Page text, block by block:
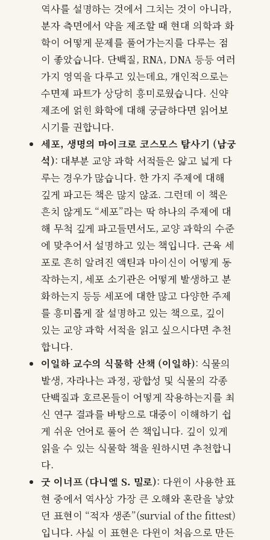
역사를 설명하는 것에서 그치는 것이 아니라,
분자 측면에서 약을 제조할 때 현대 의학과 화
학이 어떻게 문제를 풀어가는지를 다루는 점
이 좋았습니다. 단백질, RNA, DNA 등등 여러
가지 영역을 다루고 있는데요, 개인적으로는
수면제 파트가 상당히 흥미로웠습니다. 신약
제조에 얽힌 화학에 대해 궁금하다면 읽어보
시기를 권합니다.
세포, 생명의 마이크로 코스모스 탐사기 (남궁
석): 대부분 교양 과학 서적들은 얆고 넓게 다
루는 경우가 많습니다. 한 가지 주제에 대해
깊게 파고든 책은 많지 않죠. 그런데 이 책은
흔치 않게도 “세포”라는 딱 하나의 주제에 대
해 무척 깊게 파고들면서도, 교양 과학의 수준
에 맞추어서 설명하고 있는 책입니다. 근육 세
포로 흔히 알려진 액틴과 마이신이 어떻게 동
작하는지, 세포 소기관은 어떻게 발생하고 분
화하는지 등등 세포에 대한 많고 다양한 주제
를 흥미롭게 잘 설명하고 있는 책으로, 깊이
있는 교양 과학 서적을 읽고 싶으시다면 추천
합니다.
이일하 교수의 식물학 산책 (이일하): 식물의
발생, 자라나는 과정, 광합성 및 식물의 각종
단백질과 호르몬들이 어떻게 작용하는지를 최
신 연구 결과를 바탕으로 대중이 이해하기 쉽
게 쉬운 언어로 풀어 쓴 책입니다. 깊이 있게
읽을 수 있는 식물학 책을 원하시면 추천합니
다.
굿 이너프 (다니엘 S. 밀로): 다윈이 사용한 표
현 중에서 역사상 가장 큰 오해와 혼란을 낳았
던 표현이 “적자 생존”(survial of the fittest)
입니다. 사실 이 표현은 다윈이 처음으로 만든